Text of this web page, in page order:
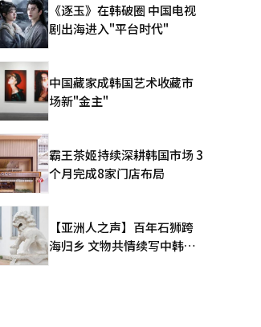
《逐玉》在韩破圈 中国电视
剧出海进入"平台时代"
中国藏家成韩国艺术收藏市
场新"金主"
霸王茶姬持续深耕韩国市场 3
个月完成8家门店布局
【亚洲人之声】百年石狮跨
海归乡 文物共情续写中韩人